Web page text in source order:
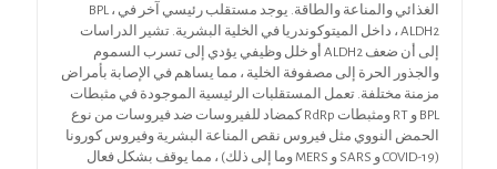
الغذائي والمناعة والطاقة. يوجد مستقلب رئيسي آخر في BPL ،
ALDH2 ، داخل الميتوكوندريا في الخلية البشرية. تشير الدراسات
إلى أن ضعف ALDH2 أو خلل وظيفي يؤدي إلى تسرب السموم
والجذور الحرة إلى مصفوفة الخلية ، مما يساهم في الإصابة بأمراض
مزمنة مختلفة. تعمل المستقلبات الرئيسية الموجودة في مثبطات
BPL و RT ومثبطات RdRp كمضاد للفيروسات ضد فيروسات من نوع
الحمض النووي مثل فيروس نقص المناعة البشرية وفيروس كورونا
(COVID-19 و SARS و MERS وما إلى ذلك) ، مما يوقف بشكل فعال